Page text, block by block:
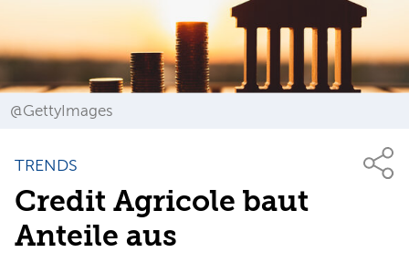
@GettyImages
TRENDS
Credit Agricole baut
Anteile aus
Anmelden